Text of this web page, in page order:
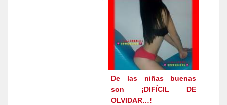
De las niñas buenas
son ¡DIFÍCIL DE
OLVIDAR…!